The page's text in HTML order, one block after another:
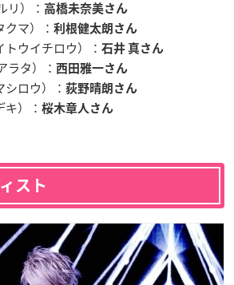
リ）： 高橋未奈美さん
マ）： 利根健太朗さん
ウイチロウ）： 石井 真さん
ラタ）： 西田雅一さん
ロウ）： 荻野晴朗さん
）： 桜木章人さん
スト